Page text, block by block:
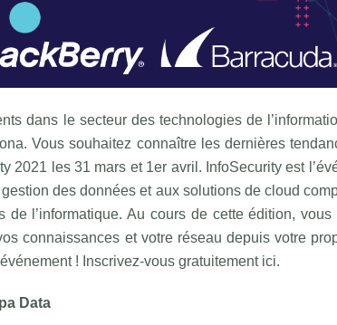
dans le secteur des technologies de
Vous souhaitez connaître les dernières
2021 les 31 mars et 1er avril. InfoSecurity est
des données et aux solutions de cloud
de l’informatique. Au cours de cette édition,
connaissances et votre réseau depuis votre
! Inscrivez-vous gratuitement ici.
Data